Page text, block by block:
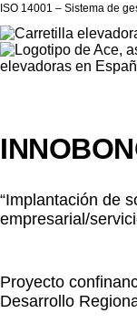
ISO 14001 – Sistema de
“Implantación de
empresarial/
Proyecto
Desarrollo